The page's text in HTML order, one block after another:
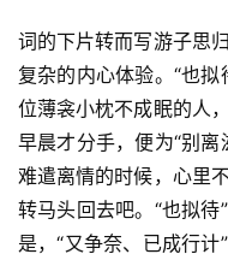
词的下片转而写游子思
复杂的内心体验。“也
位薄衾小枕不成眠的人
早晨才分手，便为“别
难遣离情的时候，心里
转马头回去吧。“也拟
是，“又争奈、已成行